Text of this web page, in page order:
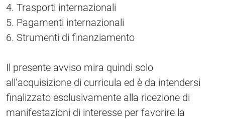
4. Trasporti internazionali
5. Pagamenti internazionali
6. Strumenti di finanziamento
Il presente avviso mira quindi solo
all’acquisizione di curricula ed è da intendersi
finalizzato esclusivamente alla ricezione di
manifestazioni di interesse per favorire la